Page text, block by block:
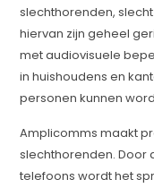
slechthorenden,
hiervan zijn geheel
met audiovisuele
in huishoudens en
personen kunnen
Amplicomms maakt
slechthorenden. Door
telefoons wordt het